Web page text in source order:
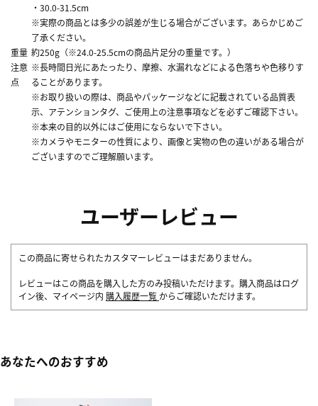
・30.0-31.5cm
※実際の商品とは多少の誤差が生じる場合がございます。あらかじめご
了承ください。
重量 約250g（※24.0-25.5cmの商品片足分の重量です。）
注意
点
※長時間日光にあたったり、摩擦、水漏れなどによる色落ちや色移りす
ることがあります。
※お取り扱いの際は、商品やパッケージなどに記載されている品質表
示、アテンションタグ、ご使用上の注意事項などを必ずご確認下さい。
※本来の目的以外にはご使用にならないで下さい。
※カメラやモニターの性質により、画像と実物の色の違いがある場合が
ございますのでご理解願います。
ユーザーレビュー
この商品に寄せられたカスタマーレビューはまだありません。
レビューはこの商品を購入した方のみ投稿いただけます。購入商品はログ
イン後、マイページ内 購入履歴一覧 からご確認いただけます。
あなたへのおすすめ